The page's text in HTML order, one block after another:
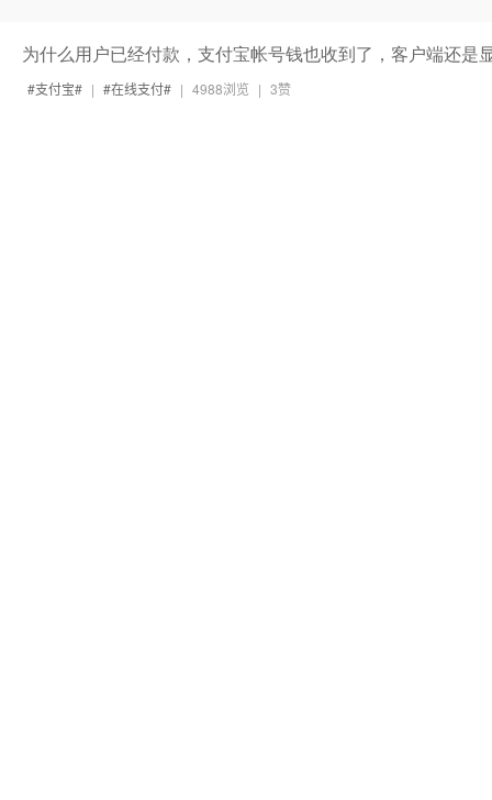
为什么用户已经付款，支付宝帐号钱也收到了，客户端还是
支付宝
| 在线支付 | 4988浏览 | 3赞